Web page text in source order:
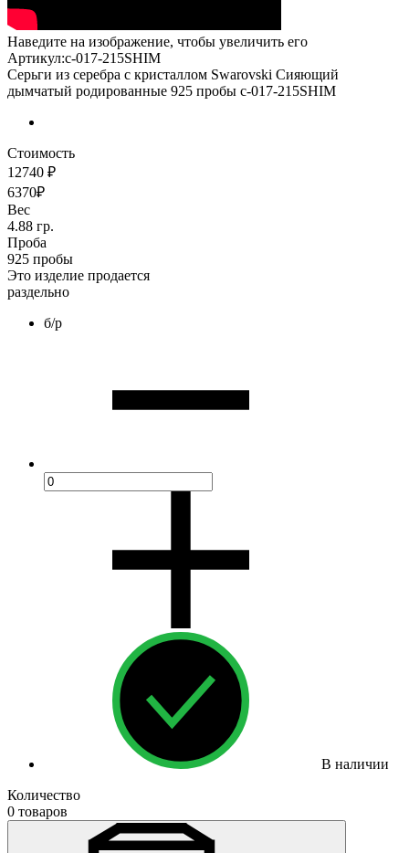
Наведите на изображение, чтобы увеличить его
Артикул:с-017-215SHIM
Серьги из серебра с кристаллом Swarovski Сияющий
дымчатый родированные 925 пробы с-017-215SHIM
Стоимость
12740 ₽
6370₽
Вес
4.88 гр.
Проба
925 пробы
Это изделие продается
раздельно
б/р
В наличии
Количество
0 товаров